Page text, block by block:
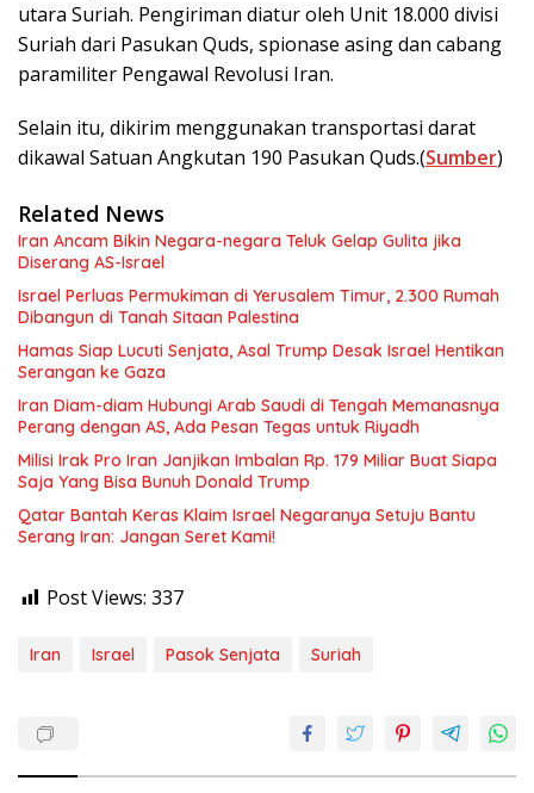
utara Suriah. Pengiriman diatur oleh Unit 18.000 divisi
Suriah dari Pasukan Quds, spionase asing dan cabang
paramiliter Pengawal Revolusi Iran.
Selain itu, dikirim menggunakan transportasi darat
dikawal Satuan Angkutan 190 Pasukan Quds.(Sumber)
Related News
Iran Ancam Bikin Negara-negara Teluk Gelap Gulita jika
Diserang AS-Israel
Israel Perluas Permukiman di Yerusalem Timur, 2.300 Rumah
Dibangun di Tanah Sitaan Palestina
Hamas Siap Lucuti Senjata, Asal Trump Desak Israel Hentikan
Serangan ke Gaza
Iran Diam-diam Hubungi Arab Saudi di Tengah Memanasnya
Perang dengan AS, Ada Pesan Tegas untuk Riyadh
Milisi Irak Pro Iran Janjikan Imbalan Rp. 179 Miliar Buat Siapa
Saja Yang Bisa Bunuh Donald Trump
Qatar Bantah Keras Klaim Israel Negaranya Setuju Bantu
Serang Iran: Jangan Seret Kami!
Post Views: 337
Iran Israel Pasok Senjata Suriah